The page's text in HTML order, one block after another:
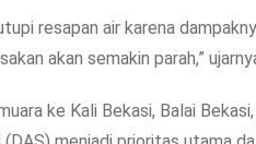
resapan air karena
akan semakin parah,”
ke Kali Bekasi, Balai